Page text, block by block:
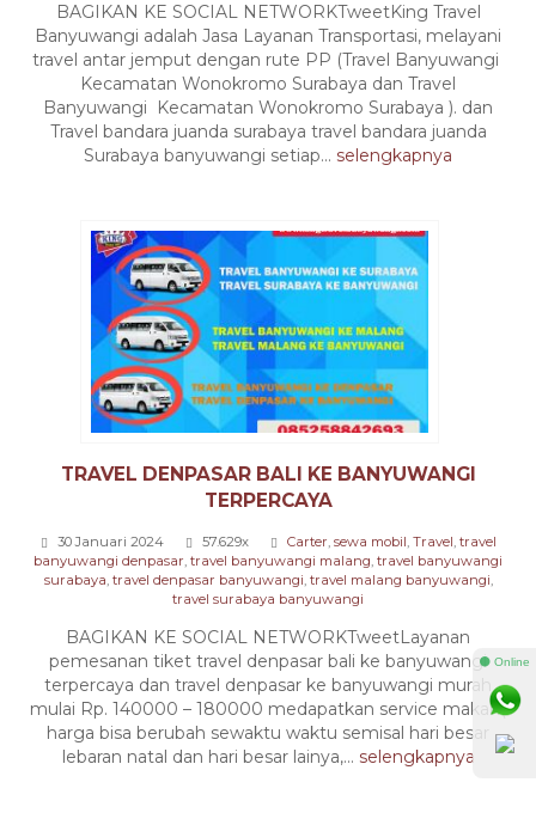
BAGIKAN KE SOCIAL NETWORKTweetKing Travel
Banyuwangi adalah Jasa Layanan Transportasi, melayani
travel antar jemput dengan rute PP (Travel Banyuwangi
Kecamatan Wonokromo Surabaya dan Travel
Banyuwangi Kecamatan Wonokromo Surabaya ). dan
Travel bandara juanda surabaya travel bandara juanda
Surabaya banyuwangi setiap... selengkapnya
TRAVEL DENPASAR BALI KE BANYUWANGI
TERPERCAYA
30 Januari 2024 57.629x Carter, sewa mobil, Travel, travel
banyuwangi denpasar, travel banyuwangi malang, travel banyuwangi
surabaya, travel denpasar banyuwangi, travel malang banyuwangi,
travel surabaya banyuwangi
BAGIKAN KE SOCIAL NETWORKTweetLayanan
pemesanan tiket travel denpasar bali ke banyuwangi
terpercaya dan travel denpasar ke banyuwangi murah
mulai Rp. 140000 – 180000 medapatkan service makan(
harga bisa berubah sewaktu waktu semisal hari besar
lebaran natal dan hari besar lainya,... selengkapnya
⚫ Online